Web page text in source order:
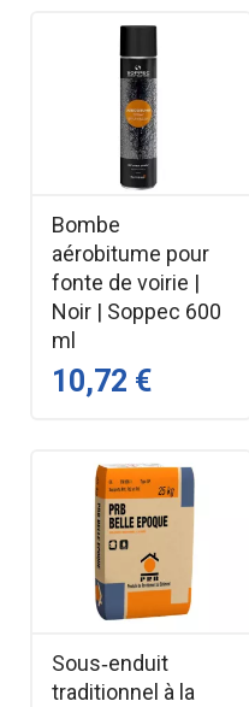
Bombe
aérobitume pour
fonte de voirie |
Noir | Soppec 600
ml
10,72 €
Sous‑enduit
traditionnel à la